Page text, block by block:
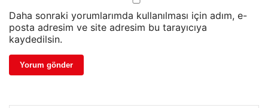
Daha sonraki yorumlarımda kullanılması için adım, e-
posta adresim ve site adresim bu tarayıcıya
kaydedilsin.